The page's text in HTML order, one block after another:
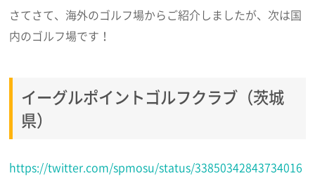
さてさて、海外のゴルフ場からご紹介しましたが、次は国
内のゴルフ場です！
イーグルポイントゴルフクラブ（茨城
県）
https://twitter.com/spmosu/status/33850342843734016